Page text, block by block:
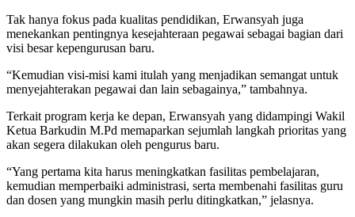
Tak hanya fokus pada kualitas pendidikan, Erwansyah juga
menekankan pentingnya kesejahteraan pegawai sebagai bagian dari
visi besar kepengurusan baru.
“Kemudian visi-misi kami itulah yang menjadikan semangat untuk
menyejahterakan pegawai dan lain sebagainya,” tambahnya.
Terkait program kerja ke depan, Erwansyah yang didampingi Wakil
Ketua Barkudin M.Pd memaparkan sejumlah langkah prioritas yang
akan segera dilakukan oleh pengurus baru.
“Yang pertama kita harus meningkatkan fasilitas pembelajaran,
kemudian memperbaiki administrasi, serta membenahi fasilitas guru
dan dosen yang mungkin masih perlu ditingkatkan,” jelasnya.